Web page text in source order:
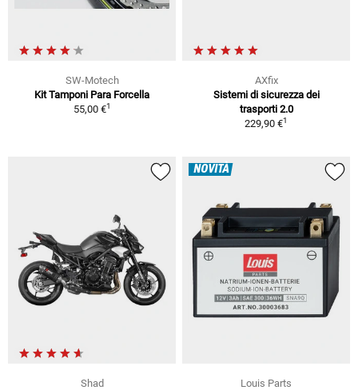
SW-Motech
Kit Tamponi Para Forcella
55,00 €1
AXfix
Sistemi di sicurezza dei
trasporti 2.0
229,90 €1
Shad
NOVITÀ
Louis Parts